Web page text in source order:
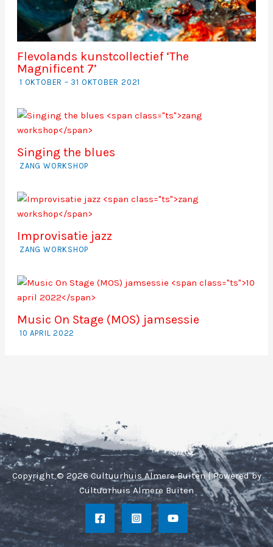
Flevolands kunstcollectief ‘The
Magnificent 7’
1 OKTOBER – 31 OKTOBER 2021
Singing the blues
ZANG WORKSHOP
Improvisatie jazz
ZANG WORKSHOP
Music On Stage (MOS) jamsessie
10 APRIL 2022
Copyright © 2026 Cultuurhuis Almere Buiten | Powered by
Cultuurhuis Almere Buiten